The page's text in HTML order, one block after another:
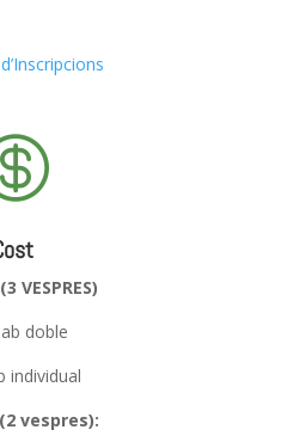
(3 VESPRES)
doble
individual
(2 vespres):